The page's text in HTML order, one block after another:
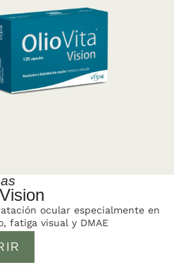
ocular especialmente en
fatiga visual y DMAE